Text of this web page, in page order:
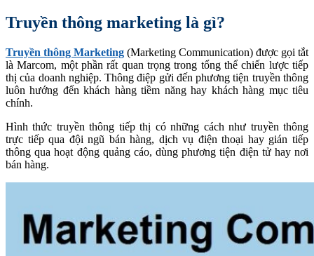
Truyền thông marketing là gì?
Truyền thông Marketing (Marketing Communication) được gọi tắt
là Marcom, một phần rất quan trọng trong tổng thể chiến lược tiếp
thị của doanh nghiệp. Thông điệp gửi đến phương tiện truyền thông
luôn hướng đến khách hàng tiềm năng hay khách hàng mục tiêu
chính.
Hình thức truyền thông tiếp thị có những cách như truyền thông
trực tiếp qua đội ngũ bán hàng, dịch vụ điện thoại hay gián tiếp
thông qua hoạt động quảng cáo, dùng phương tiện điện tử hay nơi
bán hàng.